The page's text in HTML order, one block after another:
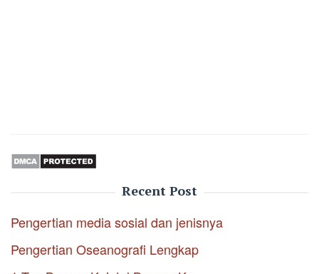
Recent Post
Pengertian media sosial dan jenisnya
Pengertian Oseanografi Lengkap